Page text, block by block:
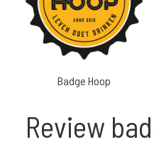
Badge Hoop
Review